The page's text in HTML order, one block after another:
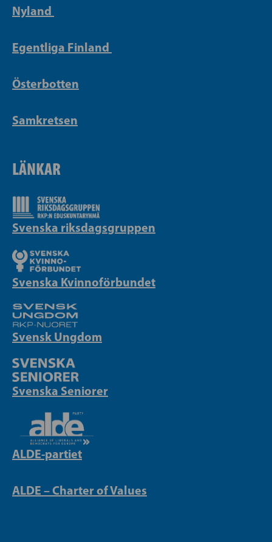
Nyland
Egentliga Finland
Österbotten
Samkretsen
LÄNKAR
Svenska riksdagsgruppen
Svenska Kvinnoförbundet
Svensk Ungdom
Svenska Seniorer
ALDE-partiet
ALDE – Charter of Values